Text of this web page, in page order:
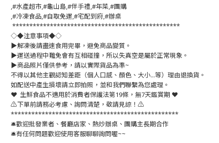
,#水產超市,#龜山島,#伴手禮,#年菜,#團購
,#冷凍食品,#自取免運,#宅配到府,#辦桌
*************************************************
◇◆注意事項◆◇
▶️解凍後請盡速食用完畢，避免商品變質。
▶️運送過程中難免會有互相碰撞，所以失真空是屬於正常現象。
▶️商品照片僅供參考，請以實際貨品為準~
不得以其他主觀認知差距（個人口感、顏色、大小...等）理由退換貨。
如配送中產生損壞請立即拍照，並和我們聯繫為您處理。
❤️ 生鮮食品不適用於消費者保護法第19條，無7天鑑賞期 ❤️
⚠️下單前請務必考慮、詢問清楚，敬請見諒！⚠️
*************************************************
🛎歡迎批發業者、餐廳店家、熱炒辦桌、團購主長期合作
🛎有任何問題歡迎使用客服聊聊詢問喔~~